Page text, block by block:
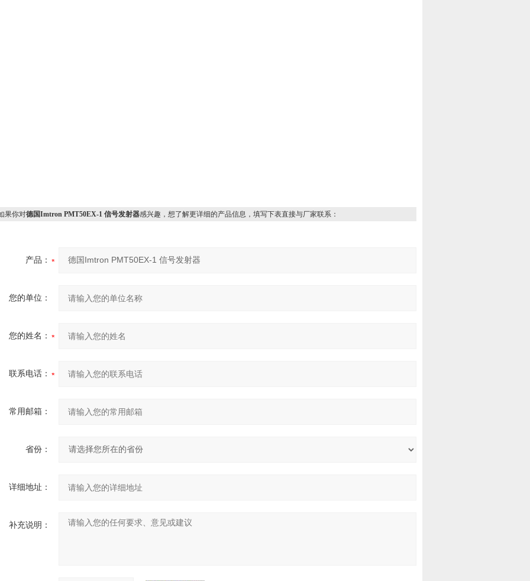
你对德国Imtron PMT50EX-1 信号发射器感兴趣，想了解更详细的产品信息，填写下表直接与厂家联系：
产品：
您的单位：
您的姓名：
联系电话：
常用邮箱：
省份：
详细地址：
补充说明：